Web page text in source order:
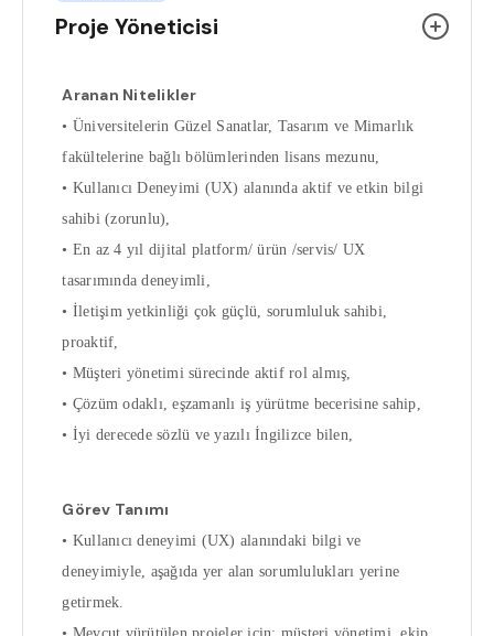
Proje Yöneticisi
Aranan Nitelikler
• Üniversitelerin Güzel Sanatlar, Tasarım ve Mimarlık
fakültelerine bağlı bölümlerinden lisans mezunu,
• Kullanıcı Deneyimi (UX) alanında aktif ve etkin bilgi
sahibi (zorunlu),
• En az 4 yıl dijital platform/ ürün /servis/ UX
tasarımında deneyimli,
• İletişim yetkinliği çok güçlü, sorumluluk sahibi,
proaktif,
• Müşteri yönetimi sürecinde aktif rol almış,
• Çözüm odaklı, eşzamanlı iş yürütme becerisine sahip,
• İyi derecede sözlü ve yazılı İngilizce bilen,
Görev Tanımı
• Kullanıcı deneyimi (UX) alanındaki bilgi ve
deneyimiyle, aşağıda yer alan sorumlulukları yerine
getirmek.